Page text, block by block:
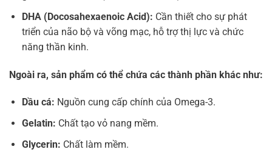
DHA (Docosahexaenoic Acid): Cần thiết cho sự phát
triển của não bộ và võng mạc, hỗ trợ thị lực và chức
năng thần kinh.
Ngoài ra, sản phẩm có thể chứa các thành phần khác như:
Dầu cá: Nguồn cung cấp chính của Omega-3.
Gelatin: Chất tạo vỏ nang mềm.
Glycerin: Chất làm mềm.